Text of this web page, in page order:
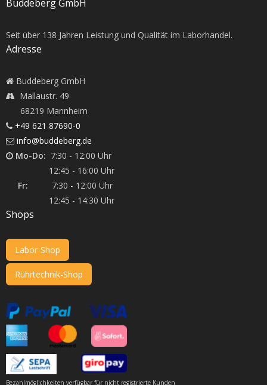
Buddeberg GmbH
Seit über 138 Jahren Leistung und Qualität im Laborhandel.
Adresse
Buddeberg GmbH
Mallaustr. 49
68219 Mannheim
+49 621 87690-0
info@buddeberg.de
Mo-Do: 7:30 - 12:00 Uhr
12:45 - 16:00 Uhr
Fr: 7:30 - 12:00 Uhr
12:45 - 14:30 Uhr
Shops
Labor-Shop
Rührtechnik-Shop
Bezahlmöglichkeiten verfügbar für nicht registrierte Kunden